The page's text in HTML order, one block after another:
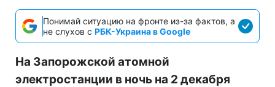
Понимай ситуацию на фронте из-за фактов, а
не слухов с РБК-Украина в Google
На Запорожской атомной
электростанции в ночь на 2 декабря